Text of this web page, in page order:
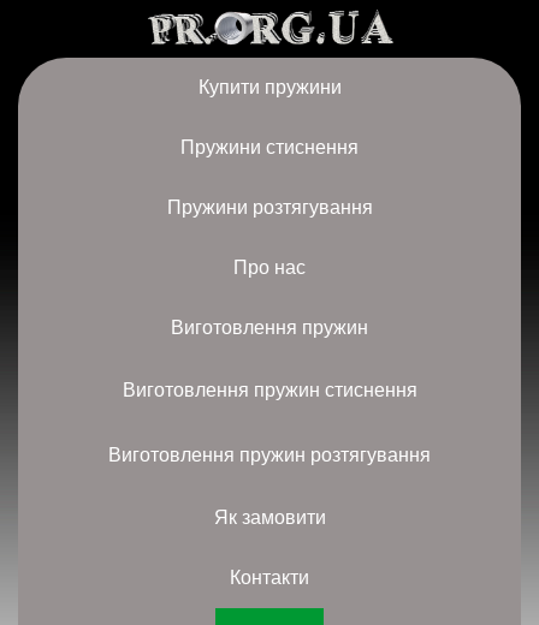
Купити пружини
Пружини стиснення
Пружини розтягування
Про нас
Виготовлення пружин
Виготовлення пружин стиснення
Виготовлення пружин розтягування
Як замовити
Контакти